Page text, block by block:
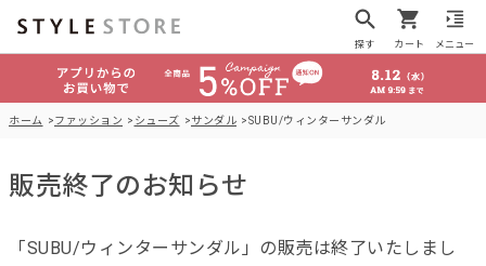
探す カート メニュー
ホーム ファッション シューズ サンダル SUBU/ウィンターサンダル
販売終了のお知らせ
「SUBU/ウィンターサンダル」の販売は終了いたしまし